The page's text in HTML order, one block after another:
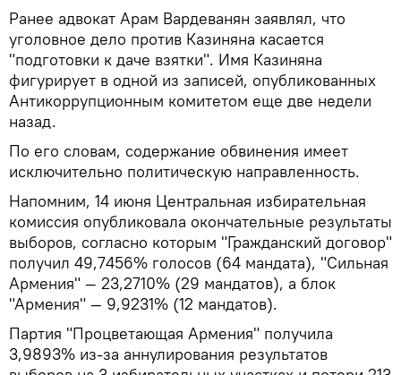
Ранее адвокат Арам Вардеванян заявлял, что
уголовное дело против Казиняна касается
"подготовки к даче взятки". Имя Казиняна
фигурирует в одной из записей, опубликованных
Антикоррупционным комитетом еще две недели
назад.
По его словам, содержание обвинения имеет
исключительно политическую направленность.
Напомним, 14 июня Центральная избирательная
комиссия опубликовала окончательные результаты
выборов, согласно которым "Гражданский договор"
получил 49,7456% голосов (64 мандата), "Сильная
Армения" — 23,2710% (29 мандатов), а блок
"Армения" — 9,9231% (12 мандатов).
Партия "Процветающая Армения" получила
3,9893% из-за аннулирования результатов